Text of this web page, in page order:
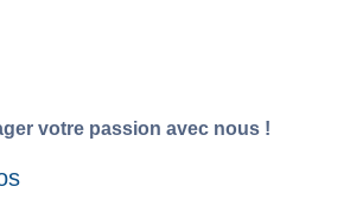
votre passion avec nous !